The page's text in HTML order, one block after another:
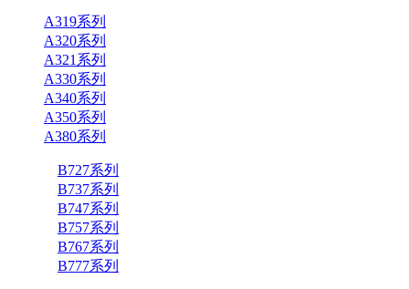
A319系列
A320系列
A321系列
A330系列
A340系列
A350系列
A380系列
B727系列
B737系列
B747系列
B757系列
B767系列
B777系列